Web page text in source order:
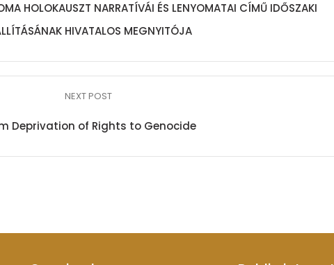
HOLOKAUSZT NARRATÍVÁI ÉS LENYOMATAI CÍMŰ IDŐSZAKI
HIVATALOS MEGNYITÓJA
NEXT POST
Deprivation of Rights to Genocide